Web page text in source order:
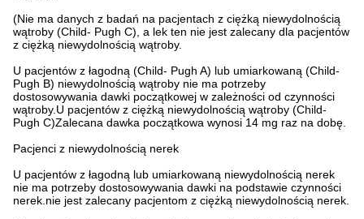
(Nie ma danych z badań na pacjentach z ciężką niewydolnością
wątroby (Child- Pugh C), a lek ten nie jest zalecany dla pacjentów
z ciężką niewydolnością wątroby.
U pacjentów z łagodną (Child- Pugh A) lub umiarkowaną (Child-
Pugh B) niewydolnością wątroby nie ma potrzeby
dostosowywania dawki początkowej w zależności od czynności
wątroby.U pacjentów z ciężką niewydolnością wątroby (Child-
Pugh C)Zalecana dawka początkowa wynosi 14 mg raz na dobę.
Pacjenci z niewydolnością nerek
U pacjentów z łagodną lub umiarkowaną niewydolnością nerek
nie ma potrzeby dostosowywania dawki na podstawie czynności
nerek.nie jest zalecany pacjentom z ciężką niewydolnością nerek.